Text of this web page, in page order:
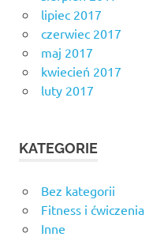
lipiec 2017
czerwiec 2017
maj 2017
kwiecień 2017
luty 2017
KATEGORIE
Bez kategorii
Fitness i ćwiczenia
Inne